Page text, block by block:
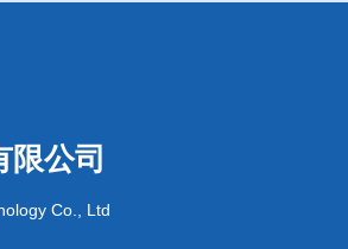
限公司
Co., Ltd